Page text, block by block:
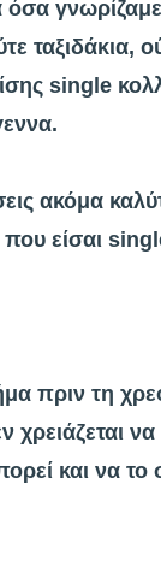
όσα
single
ακόμα
που είσαι
πριν τη
χρειάζεται
και να